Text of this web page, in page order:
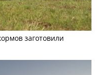
заготовили